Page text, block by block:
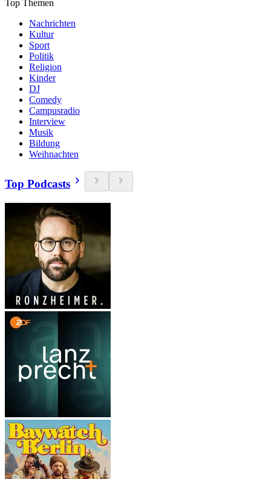
Top Themen
Nachrichten
Kultur
Sport
Politik
Religion
Kinder
DJ
Comedy
Campusradio
Interview
Musik
Bildung
Weihnachten
Top Podcasts